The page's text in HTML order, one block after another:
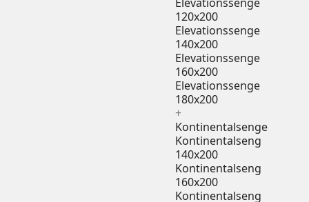
120x200
Elevationssenge
140x200
Elevationssenge
160x200
Elevationssenge
180x200
+
Kontinentalsenge
Kontinentalseng
140x200
Kontinentalseng
160x200
Kontinentalseng